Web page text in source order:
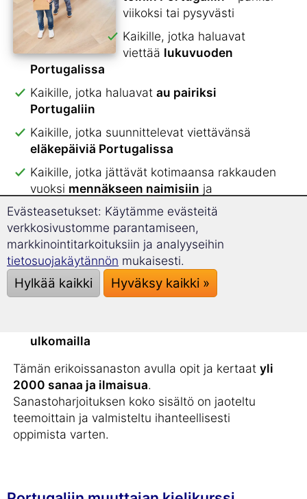
viikoksi tai pysyvästi
Kaikille, jotka haluavat
viettää lukuvuoden
Portugalissa
Kaikille, jotka haluavat au pairiksi
Portugaliin
Kaikille, jotka suunnittelevat viettävänsä
eläkepäiviä Portugalissa
Kaikille, jotka jättävät kotimaansa rakkauden
vuoksi mennäkseen naimisiin ja
perustaakseen perheen
Kaikille, jotka ovat hakeneet
työharjoitteluun Portugaliin
Kaikille, jotka matkustavatpitkälle lomalle
Portugaliin
ulkomailla
Tämän erikoissanaston avulla opit ja kertaat yli
2000 sanaa ja ilmaisua.
Sanastoharjoituksen koko sisältö on jaoteltu
teemoittain ja valmisteltu ihanteellisesti
oppimista varten.
Evästeasetukset: Käytämme evästeitä
verkkosivustomme parantamiseen,
markkinointitarkoituksiin ja analyyseihin
tietosuojakäytännön mukaisesti.
Hylkää kaikki Hyväksy kaikki »